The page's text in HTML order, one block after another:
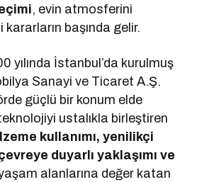
, evin atmosferini
başında gelir.
yılında İstanbul’da kurulmuş
Sanayi ve Ticaret A.Ş.
güçlü bir konum elde
ustalıkla birleştiren
kullanımı, yenilikçi
duyarlı yaklaşımı ve
alanlarına değer katan